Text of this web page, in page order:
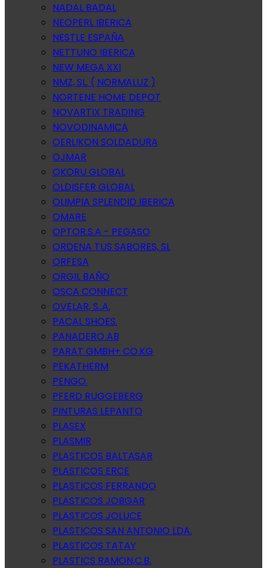
NADAL BADAL
NEOPERL IBERICA
NESTLE ESPAÑA
NETTUNO IBERICA
NEW MEGA XXI
NMZ, SL. ( NORMALUZ )
NORTENE HOME DEPOT
NOVARTIX TRADING
NOVODINAMICA
OERLIKON SOLDADURA
OJMAR
OKORU GLOBAL
OLDISFER GLOBAL
OLIMPIA SPLENDID IBERICA
OMARE
OPTOR.S.A - PEGASO
ORDENA TUS SABORES, SL
ORFESA
ORGIL BAÑO
OSCA CONNECT
OVELAR, S..A.
PACAL SHOES.
PANADERO AB
PARAT GMBH+ CO.KG
PEKATHERM
PENGO.
PFERD RUGGEBERG
PINTURAS LEPANTO
PLASEX
PLASMIR
PLASTICOS BALTASAR
PLASTICOS ERCE
PLASTICOS FERRANDO
PLASTICOS JOBGAR
PLASTICOS JOLUCE
PLASTICOS SAN ANTONIO LDA.
PLASTICOS TATAY
PLASTICS RAMON,C.B.